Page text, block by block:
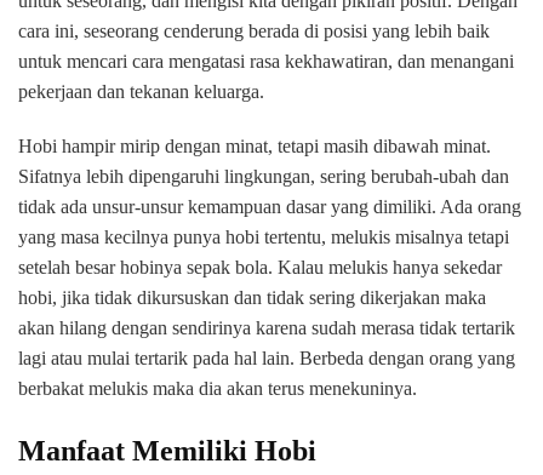
cara ini, seseorang cenderung berada di posisi yang lebih baik
untuk mencari cara mengatasi rasa kekhawatiran, dan menangani
pekerjaan dan tekanan keluarga.
Hobi hampir mirip dengan minat, tetapi masih dibawah minat.
Sifatnya lebih dipengaruhi lingkungan, sering berubah-ubah dan
tidak ada unsur-unsur kemampuan dasar yang dimiliki. Ada orang
yang masa kecilnya punya hobi tertentu, melukis misalnya tetapi
setelah besar hobinya sepak bola. Kalau melukis hanya sekedar
hobi, jika tidak dikursuskan dan tidak sering dikerjakan maka
akan hilang dengan sendirinya karena sudah merasa tidak tertarik
lagi atau mulai tertarik pada hal lain. Berbeda dengan orang yang
berbakat melukis maka dia akan terus menekuninya.
Manfaat Memiliki Hobi